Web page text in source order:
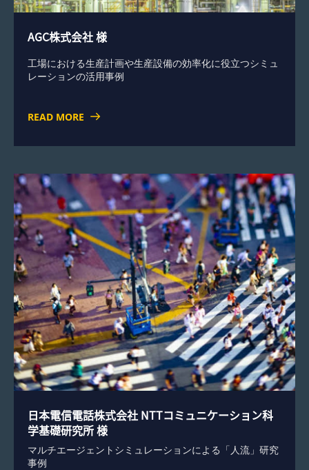
AGC株式会社 様
工場における生産計画や生産設備の効率化に役立つシミュ
レーションの活用事例
READ MORE
日本電信電話株式会社 NTTコミュニケーション科
学基礎研究所 様
マルチエージェントシミュレーションによる「人流」研究
事例